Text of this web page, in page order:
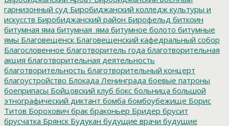
гарнизонный суд Биробиджанский колледж культуры и
искусств Биробиджанский район Бирофельд биткоин
битумная яма битумная_яма битумное болото битумные
ямы Благовещенск Благовещенский кафедральный собор
Благословенное благотворитель года благотворительная
акция благотворительная деятельность
благотворительность благотворительный концерт
благоустройство Блокада Ленинграда боевые патроны
боеприпасы Бойцовский клуб бокс больница большой
этнографический диктант бомба бомбоубежище Борис
Титов Борохович брак браконьер Бридер брусит
брусчатка Брянск Будукан будущие врачи будущие